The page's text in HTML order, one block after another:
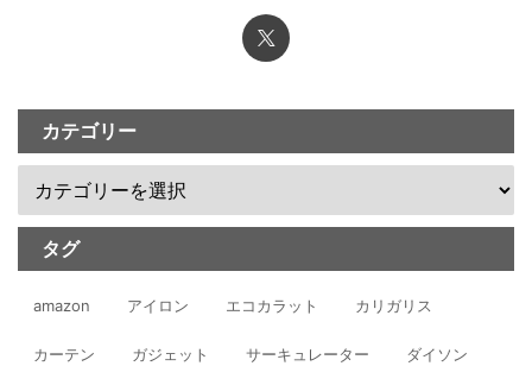
カテゴリー
タグ
amazon アイロン エコカラット カリガリス
カーテン ガジェット サーキュレーター ダイソン